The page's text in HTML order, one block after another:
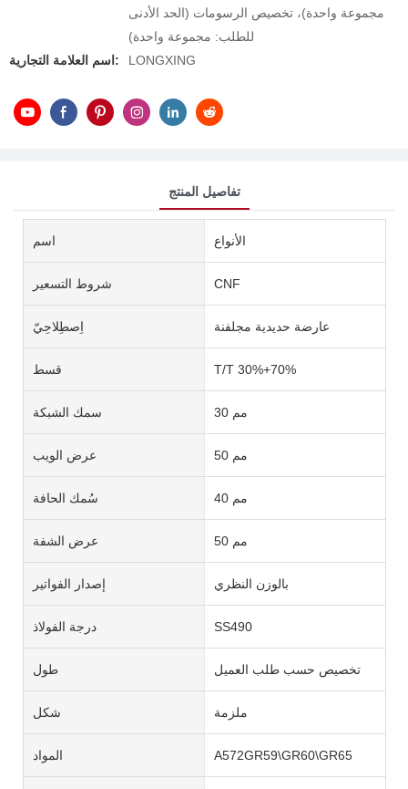
مجموعة واحدة)، تخصيص الرسومات (الحد الأدنى
للطلب: مجموعة واحدة)
اسم العلامة التجارية:
LONGXING
تفاصيل المنتج
اسم الأنواع
شروط التسعير CNF
اِصطِلاحِيّ عارضة حديدية مجلفنة
قسط T/T 30%+70%
سمك الشبكة 30 مم
عرض الويب 50 مم
سُمك الحافة 40 مم
عرض الشفة 50 مم
إصدار الفواتير بالوزن النظري
درجة الفولاذ SS490
طول تخصيص حسب طلب العميل
شكل ملزمة
المواد A572GR59\GR60\GR65